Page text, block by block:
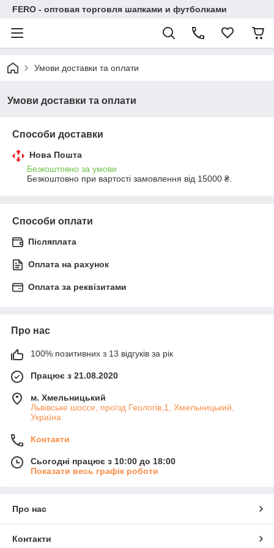
FERO - оптовая торговля шапками и футболками
Умови доставки та оплати
Умови доставки та оплати
Способи доставки
Нова Пошта
Безкоштовно за умови
Безкоштовно при вартості замовлення від 15000 ₴.
Способи оплати
Післяплата
Оплата на рахунок
Оплата за реквізитами
Про нас
100% позитивних з 13 відгуків за рік
Працює з 21.08.2020
м. Хмельницький
Львівське шоссе, проїзд Геологів,1, Хмельницький,
Україна
Контакти
Сьогодні працює з 10:00 до 18:00
Показати весь графік роботи
Про нас
Контакти